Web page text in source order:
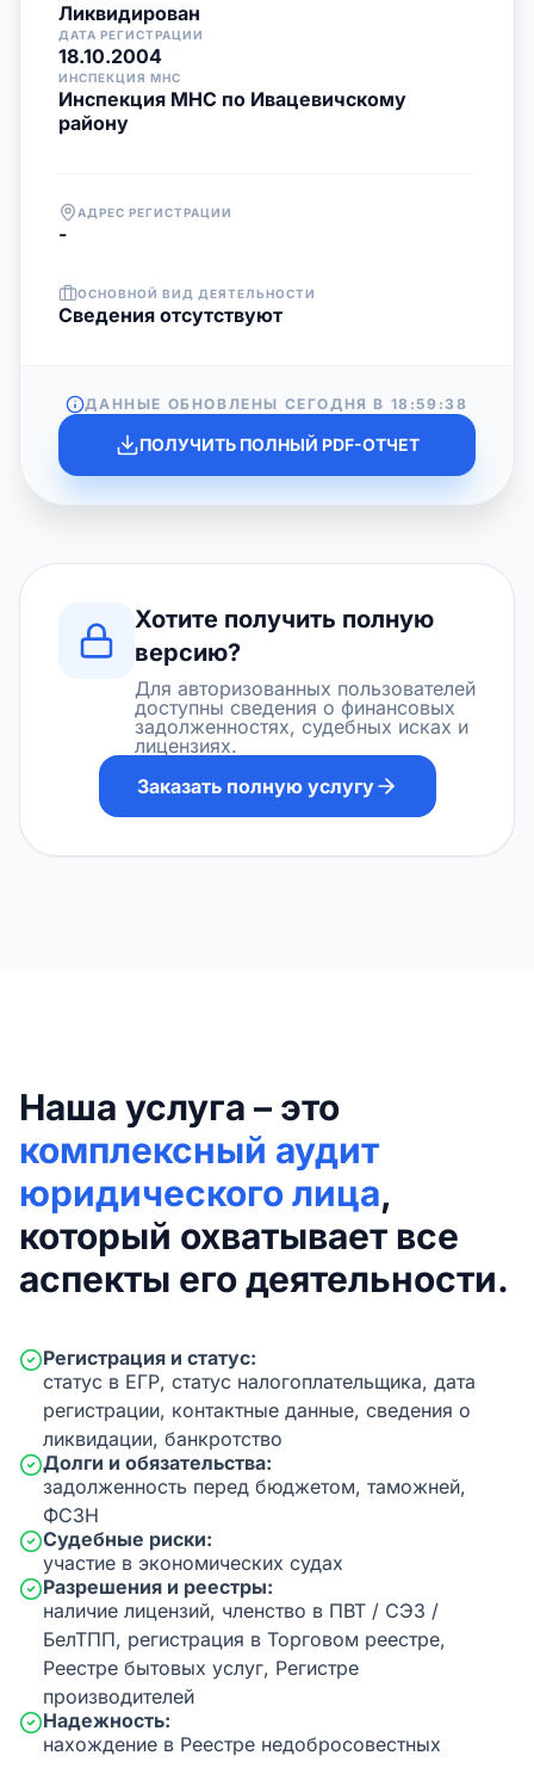
Ликвидирован
ДАТА РЕГИСТРАЦИИ
18.10.2004
ИНСПЕКЦИЯ МНС
Инспекция МНС по Ивацевичскому
району
АДРЕС РЕГИСТРАЦИИ
-
ОСНОВНОЙ ВИД ДЕЯТЕЛЬНОСТИ
Cведения отсутствуют
ДАННЫЕ ОБНОВЛЕНЫ СЕГОДНЯ В 18:59:38
ПОЛУЧИТЬ ПОЛНЫЙ PDF-ОТЧЕТ
Хотите получить полную
версию?
Для авторизованных пользователей
доступны сведения о финансовых
задолженностях, судебных исках и
лицензиях.
Заказать полную услугу
Наша услуга – это
комплексный аудит
юридического лица,
который охватывает все
аспекты его деятельности.
Регистрация и статус:
статус в ЕГР, статус налогоплательщика, дата
регистрации, контактные данные, сведения о
ликвидации, банкротство
Долги и обязательства:
задолженность перед бюджетом, таможней,
ФСЗН
Судебные риски:
участие в экономических судах
Разрешения и реестры:
наличие лицензий, членство в ПВТ / СЭЗ /
БелТПП, регистрация в Торговом реестре,
Реестре бытовых услуг, Регистре
производителей
Надежность:
нахождение в Реестре недобросовестных